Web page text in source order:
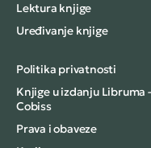
Lektura knjige
Uređivanje knjige
Politika privatnosti
Knjige u izdanju Libruma
Cobiss
Prava i obaveze